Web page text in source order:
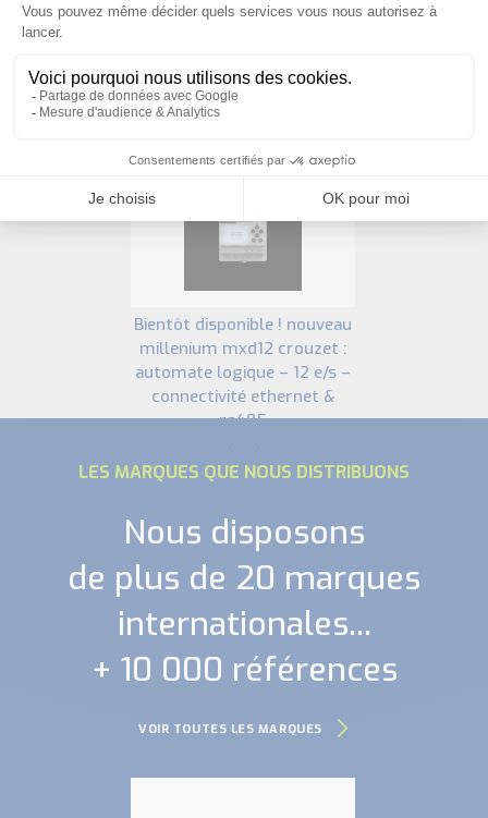
PRODUITS SIMILAIRES
bientôt disponible ! nouveau
millenium mxd12 crouzet :
automate logique – 12 e/s –
connectivité ethernet &
rs485
LES MARQUES QUE NOUS DISTRIBUONS
Nous disposons
de plus de 20 marques
internationales...
+ 10 000 références
VOIR TOUTES LES MARQUES